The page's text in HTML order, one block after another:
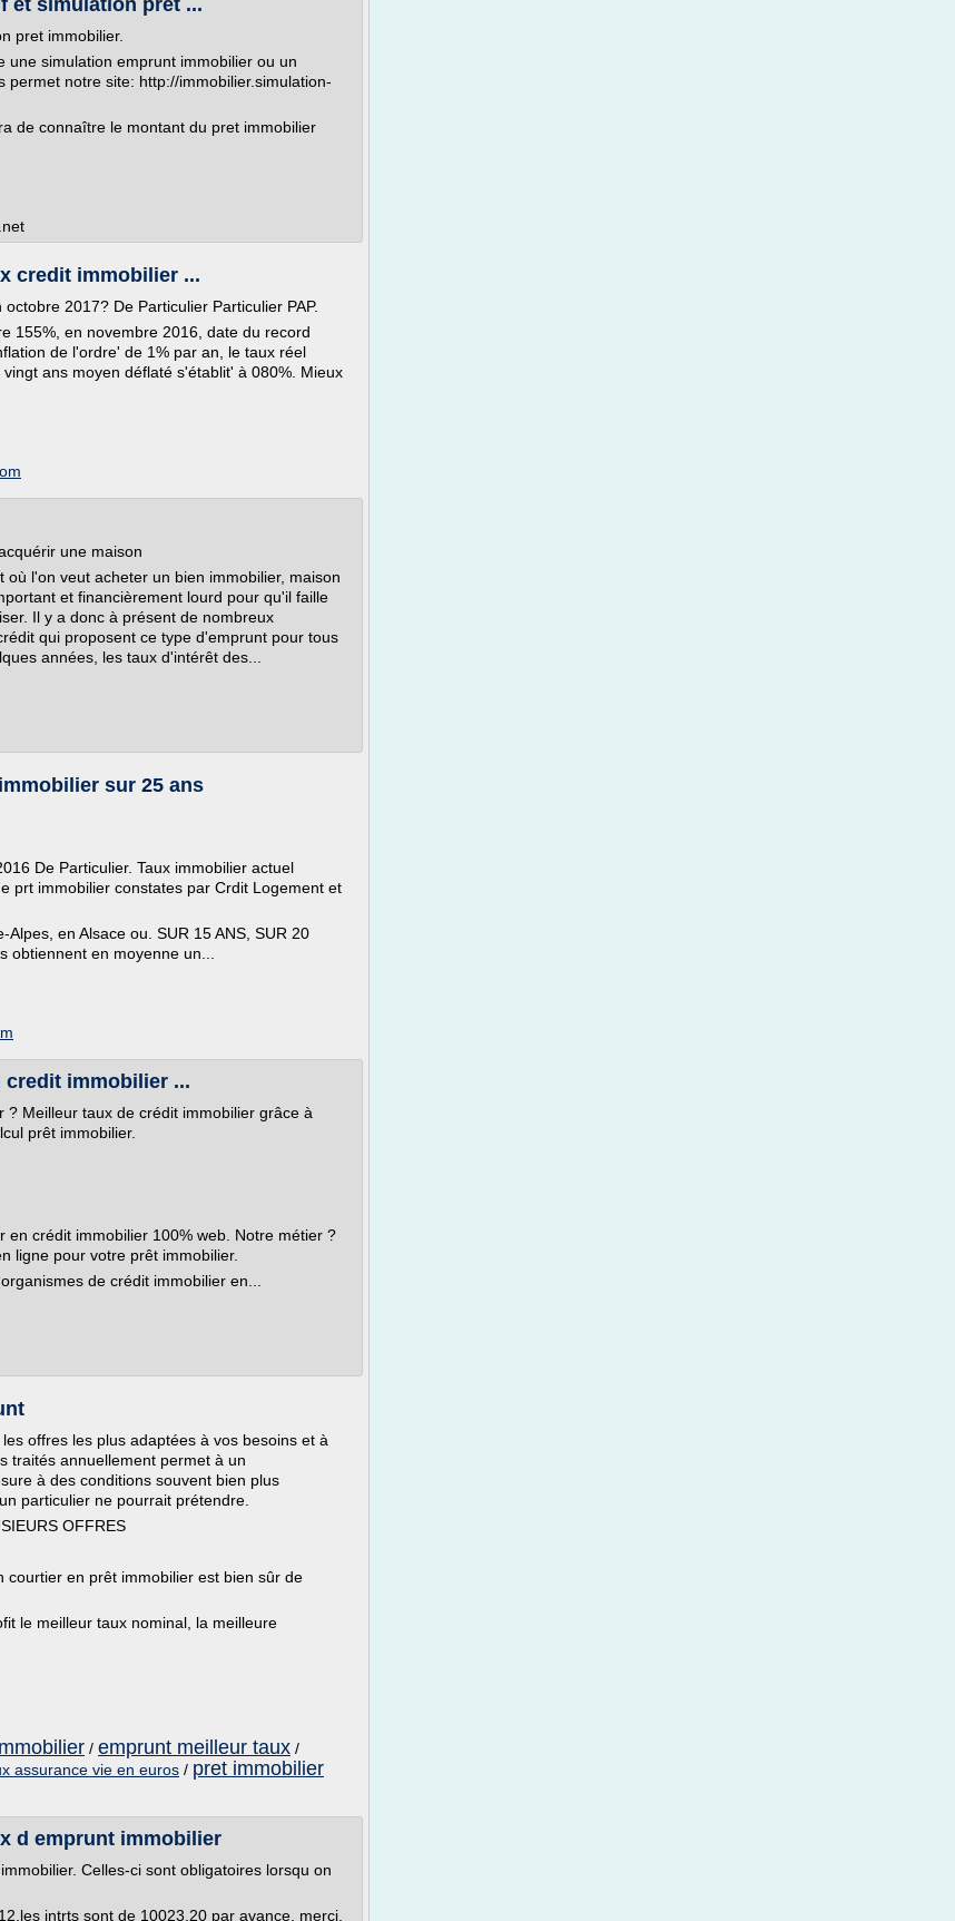
et simulation pret ...
pret immobilier.
simulation emprunt immobilier ou un
notre site: http://immobilier.simulation-
de connaître le montant du pret immobilier
credit immobilier ...
2017? De Particulier Particulier PAP.
155%, en novembre 2016, date du record
de l'ordre' de 1% par an, le taux réel
ans moyen déflaté s'établit' à 080%. Mieux
une maison
l'on veut acheter un bien immobilier, maison
et financièrement lourd pour qu'il faille
Il y a donc à présent de nombreux
qui proposent ce type d'emprunt pour tous
années, les taux d'intérêt des...
sur 25 ans
De Particulier. Taux immobilier actuel
prt immobilier constates par Crdit Logement et
en Alsace ou. SUR 15 ANS, SUR 20
obtiennent en moyenne un...
credit immobilier ...
Meilleur taux de crédit immobilier grâce à
prêt immobilier.
crédit immobilier 100% web. Notre métier ?
ligne pour votre prêt immobilier.
de crédit immobilier en...
offres les plus adaptées à vos besoins et à
traités annuellement permet à un
à des conditions souvent bien plus
particulier ne pourrait prétendre.
OFFRES
en prêt immobilier est bien sûr de
le meilleur taux nominal, la meilleure
/ emprunt meilleur taux /
assurance vie en euros / pret immobilier
d emprunt immobilier
Celles-ci sont obligatoires lorsqu on
intrts sont de 10023,20 par avance, merci.